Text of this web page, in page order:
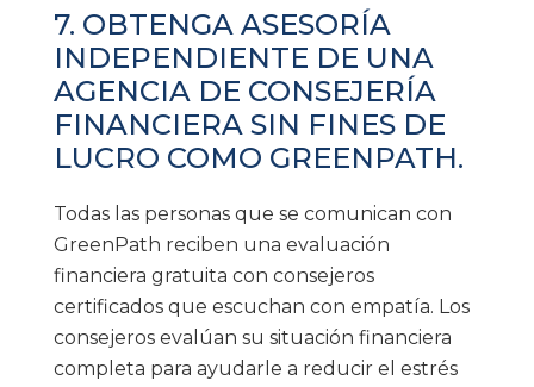
7. OBTENGA ASESORÍA
INDEPENDIENTE DE UNA
AGENCIA DE CONSEJERÍA
FINANCIERA SIN FINES DE
LUCRO COMO GREENPATH.
Todas las personas que se comunican con
GreenPath reciben una evaluación
financiera gratuita con consejeros
certificados que escuchan con empatía. Los
consejeros evalúan su situación financiera
completa para ayudarle a reducir el estrés